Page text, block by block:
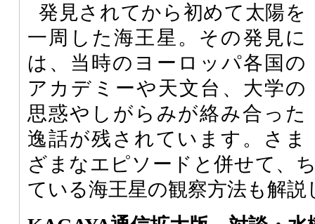
発見されてから初めて太陽を
一周した海王星。その発見に
は、当時のヨーロッパ各国の
アカデミーや天文台、大学の
思惑やしがらみが絡み合った
逸話が残されています。さま
ざまなエピソードと併せて、
ている海王星の観察方法も解説